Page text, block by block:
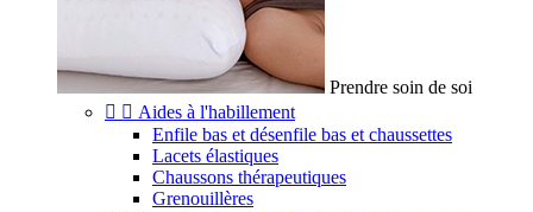
Prendre soin de soi
  Aides à l'habillement
Enfile bas et désenfile bas et chaussettes
Lacets élastiques
Chaussons thérapeutiques
Grenouillères